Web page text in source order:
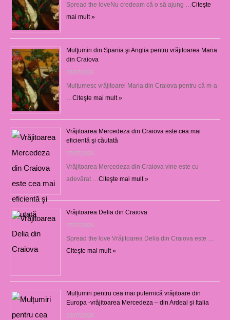
Spread the loveNu credeam că o să ajung … Citeşte
mai mult »
Mulţumiri din Spania şi Anglia pentru vrăjitoarea Maria
din Craiova
28/07/2026
Mulţumesc vrăjitoarei Maria din Craiova pentru că m-a
Citeşte mai mult »
Vrăjitoarea Mercedeza din Craiova este cea mai
eficientă şi căutată
27/07/2026
Vrăjitoarea Mercedeza din Craiova vine este cu
adevărat … Citeşte mai mult »
Vrăjitoarea Delia din Craiova
27/07/2026
Spread the love Vrăjitoarea Delia din Craiova este …
Citeşte mai mult »
Mulțumiri pentru cea mai puternică vrăjitoare din
Europa -vrăjitoarea Mercedeza – din Ardeal și Italia
23/07/2026